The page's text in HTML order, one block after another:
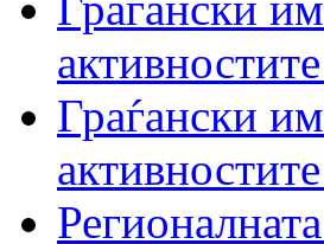
Граѓански